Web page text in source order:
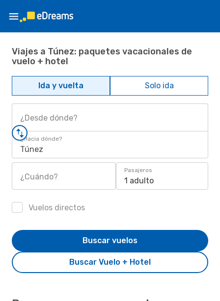
Viajes a Túnez: paquetes vacacionales de
vuelo + hotel
Ida y vuelta Solo ida
¿Desde dónde?
¿Hacia dónde?
Túnez
¿Cuándo?
Pasajeros
1 adulto
Vuelos directos
Buscar Vuelo + Hotel
Buscar vuelos